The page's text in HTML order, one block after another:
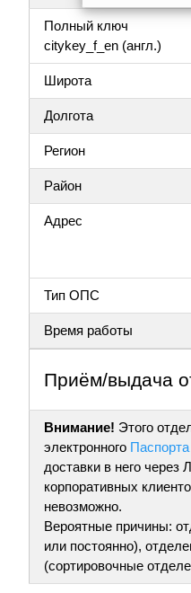
Полный ключ
citykey_f_en (англ.)
Широта
Долгота
Регион
Район
Адрес
Тип ОПС
Время работы
Приём/выдача
Внимание! Этого
электронного
доставки в него через
корпоративных
невозможно.
Вероятные причины:
или постоянно),
(сортировочные